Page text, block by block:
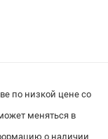
по низкой цене со
меняться в
о наличии